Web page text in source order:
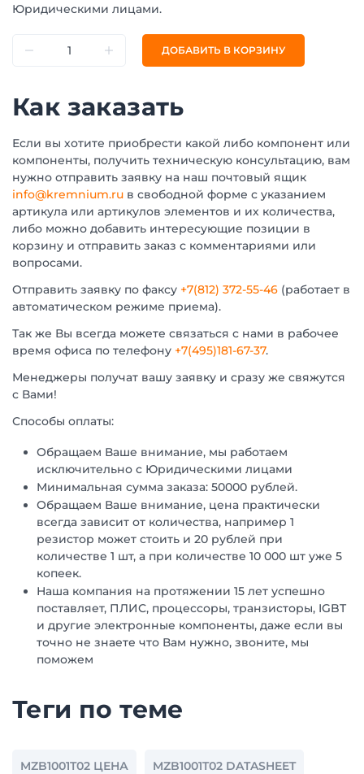
Юридическими лицами.
ДОБАВИТЬ В КОРЗИНУ
Как заказать
Если вы хотите приобрести какой либо компонент или
компоненты, получить техническую консультацию, вам
нужно отправить заявку на наш почтовый ящик
info@kremnium.ru в свободной форме с указанием
артикула или артикулов элементов и их количества,
либо можно добавить интересующие позиции в
корзину и отправить заказ с комментариями или
вопросами.
Отправить заявку по факсу +7(812) 372-55-46 (работает в
автоматическом режиме приема).
Так же Вы всегда можете связаться с нами в рабочее
время офиса по телефону +7(495)181-67-37.
Менеджеры получат вашу заявку и сразу же свяжутся
с Вами!
Способы оплаты:
Обращаем Ваше внимание, мы работаем
исключительно с Юридическими лицами
Минимальная сумма заказа: 50000 рублей.
Обращаем Ваше внимание, цена практически
всегда зависит от количества, например 1
резистор может стоить и 20 рублей при
количестве 1 шт, а при количестве 10 000 шт уже 5
копеек.
Наша компания на протяжении 15 лет успешно
поставляет, ПЛИС, процессоры, транзисторы, IGBT
и другие электронные компоненты, даже если вы
точно не знаете что Вам нужно, звоните, мы
поможем
Теги по теме
MZB1001T02 ЦЕНА MZB1001T02 DATASHEET